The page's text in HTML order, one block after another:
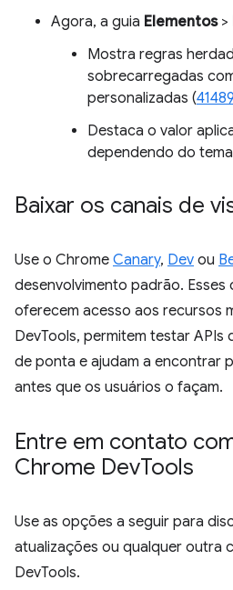
Agora, a guia Elementos>
Mostra regras
sobrecarregadas
personalizadas (
Destaca o valor
dependendo do
Baixar os canais de
Use o Chrome Canary, Dev ou
desenvolvimento padrão. Esses
oferecem acesso aos recursos
DevTools, permitem testar APIs
de ponta e ajudam a encontrar
antes que os usuários o façam.
Entre em contato
Chrome DevTools
Use as opções a seguir para
atualizações ou qualquer outra
DevTools.